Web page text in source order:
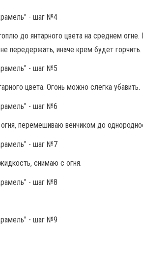
до янтарного цвета на среднем
передержать, иначе крем будет горчить.
цвета. Огонь можно слегка убавить.
перемешиваю венчиком до
снимаю с огня.